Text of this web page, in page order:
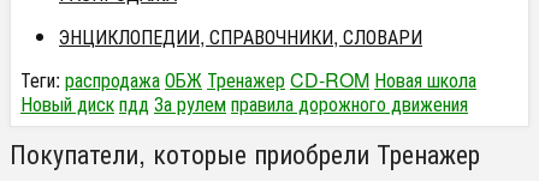
ЭНЦИКЛОПЕДИИ, СПРАВОЧНИКИ, СЛОВАРИ
Теги: распродажаОБЖ ТренажерCD-ROM Новая школа
Новый дискпддЗа рулемправила дорожного движения
Покупатели, которые приобрели Тренажер